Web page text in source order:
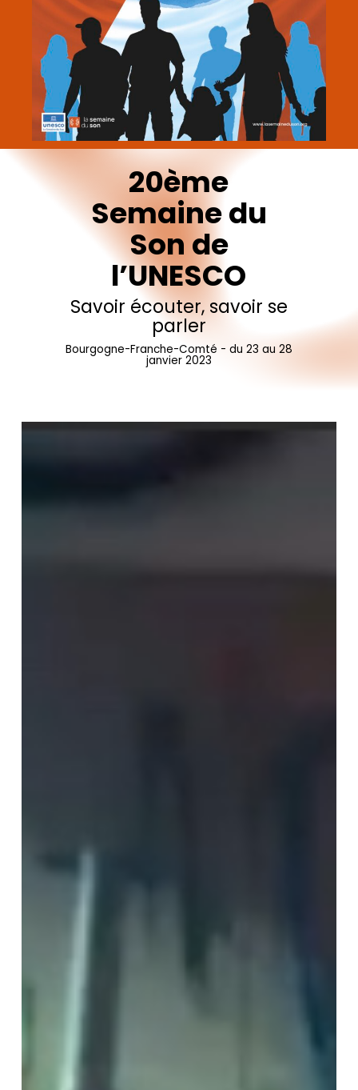
20ème
Semainedu
Son de
l’UNESCO
Savoir écouter, savoir se
parler
Bourgogne-Franche-Comté - du 23 au 28
janvier 2023